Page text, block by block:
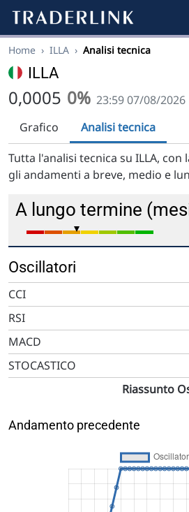
Home › ILLA › Analisi tecnica
ILLA
0,0005 0% 23:59 07/08/2026
Grafico
Analisi tecnica
Tutta l'analisi tecnica su ILLA,
gli andamenti a breve, medio e
A lungo termine
Oscillatori
CCI
RSI
MACD
STOCASTICO
Riassunto
Andamento precedente